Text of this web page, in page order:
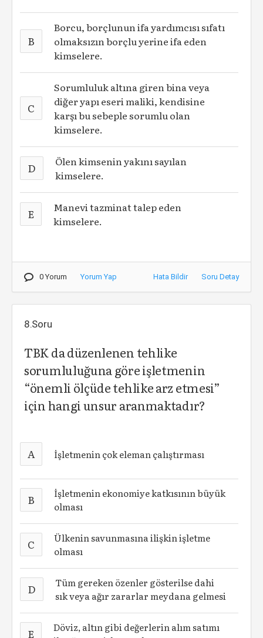
B
Borcu, borçlunun ifa yardımcısı sıfatı
olmaksızın borçlu yerine ifa eden
kimselere.
C
Sorumluluk altına giren bina veya
diğer yapı eseri maliki, kendisine
karşı bu sebeple sorumlu olan
kimselere.
D
Ölen kimsenin yakını sayılan
kimselere.
E
Manevi tazminat talep eden
kimselere.
0 Yorum Yorum Yap Hata Bildir Soru Detay
8.Soru
TBK da düzenlenen tehlike
sorumluluğuna göre işletmenin
“önemli ölçüde tehlike arz etmesi”
için hangi unsur aranmaktadır?
A İşletmenin çok eleman çalıştırması
B
İşletmenin ekonomiye katkısının büyük
olması
C
Ülkenin savunmasına ilişkin işletme
olması
D
Tüm gereken özenler gösterilse dahi
sık veya ağır zararlar meydana gelmesi
E
Döviz, altın gibi değerlerin alım satımı